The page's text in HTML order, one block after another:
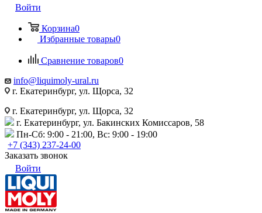
Войти
Корзина0
Избранные товары0
Сравнение товаров0
info@liquimoly-ural.ru
г. Екатеринбург, ул. Щорса, 32
г. Екатеринбург, ул. Щорса, 32
г. Екатеринбург, ул. Бакинских Комиссаров, 58
Пн-Сб: 9:00 - 21:00, Вс: 9:00 - 19:00
+7 (343) 237-24-00
Заказать звонок
Войти